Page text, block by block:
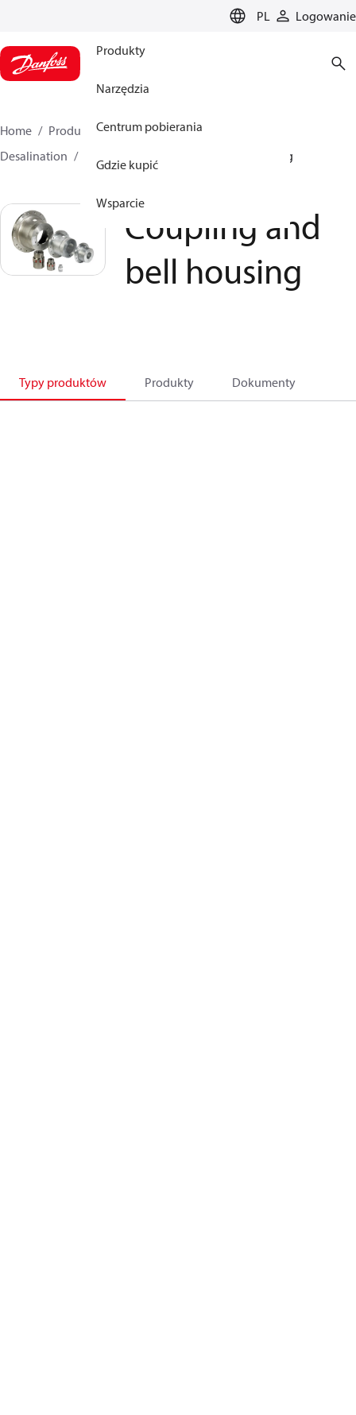
PL Logowanie
Produkty
Narzędzia
Centrum pobierania
Gdzie kupić
Wsparcie
Home Produkty
Pompy wysokociśnieniowe
Desalination
Coupling and bell housing
Coupling and
bell housing
Typy produktów Produkty Dokumenty